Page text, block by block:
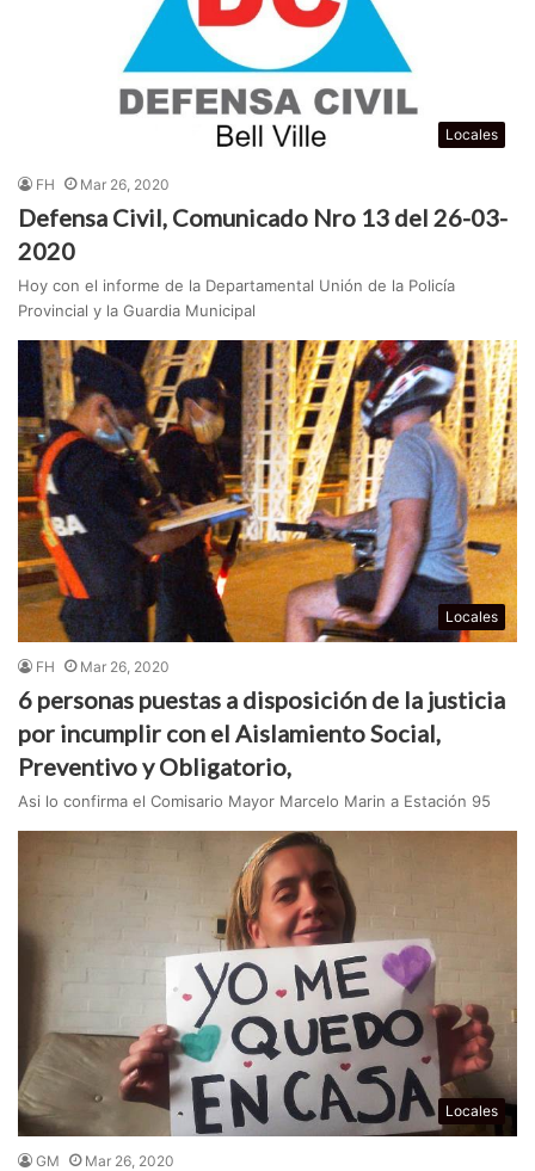
Locales
FH Mar 26, 2020
Defensa Civil, Comunicado Nro 13 del 26-03-
2020
Hoy con el informe de la Departamental Unión de la Policía
Provincial y la Guardia Municipal
Locales
FH Mar 26, 2020
6 personas puestas a disposición de la justicia
por incumplir con el Aislamiento Social,
Preventivo y Obligatorio,
Asi lo confirma el Comisario Mayor Marcelo Marin a Estación 95
Locales
GM Mar 26, 2020